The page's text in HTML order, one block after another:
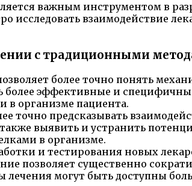
важным инструментом в
исследовать взаимодействие
с традиционными
более точно понять
более эффективные и
в организме пациента.
точно предсказывать
выявить и устранить
в организме.
и тестирования новых
позволяет существенно
лечения могут быть доступны